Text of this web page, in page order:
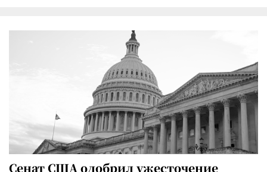
Сенат США одобрил ужесточение